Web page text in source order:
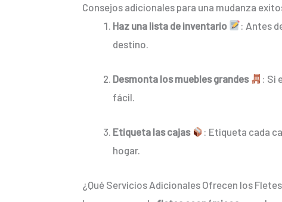
Consejos adicionales para una mudanza
Haz una lista de inventario
: Antes
destino.
Desmonta los muebles grandes
: Si
fácil.
Etiqueta las cajas
: Etiqueta cada
hogar.
¿Qué Servicios Adicionales Ofrecen los